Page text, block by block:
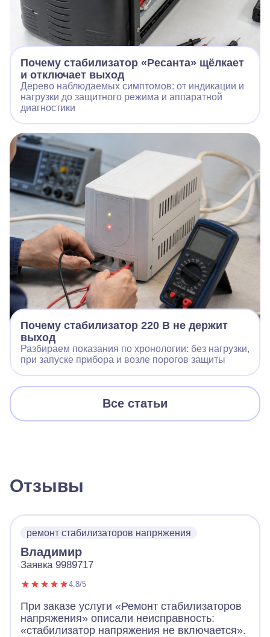
Почему стабилизатор «Ресанта» щёлкает
и отключает выход
Дерево наблюдаемых симптомов: от индикации и
нагрузки до защитного режима и аппаратной
диагностики
Почему стабилизатор 220 В не держит
выход
Разбираем показания по хронологии: без нагрузки,
при запуске прибора и возле порогов защиты
Все статьи
Отзывы
ремонт стабилизаторов напряжения
Владимир
Заявка 9989717
4.8/5
При заказе услуги «Ремонт стабилизаторов
напряжения» описали неисправность:
«стабилизатор напряжения не включается».